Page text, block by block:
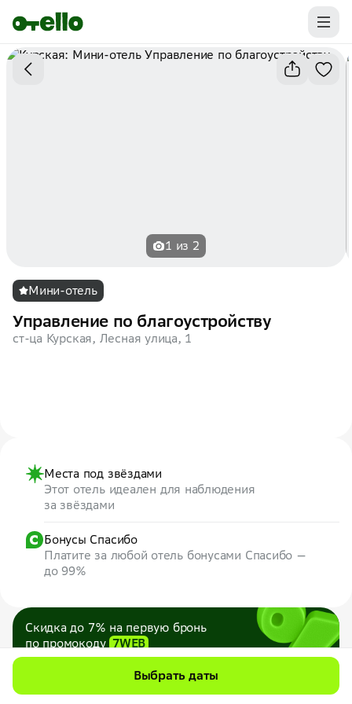
Промокоды на первую бронь уже ваши.
Забирайте выгоду
1 из 2
Мини-отель
Управление по благоустройству
ст-ца Курская, Лесная улица, 1
Места под звёздами
Этот отель идеален для наблюдения
за звёздами
Бонусы Спасибо
Платите за любой отель бонусами Спасибо —
до 99%
Скидка до 7% на первую бронь
по промокоду 7WEB
Максимум — 1000 ₽
Выбрать даты